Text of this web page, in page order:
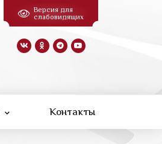
Версия для
слабовидящих
Контакты